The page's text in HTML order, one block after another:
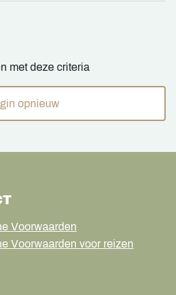
met deze criteria
opnieuw
Voorwaarden
Voorwaarden voor reizen